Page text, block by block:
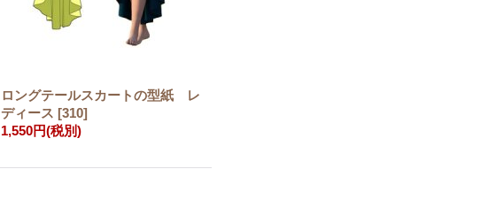
ロングテールスカートの型紙 レ
ディース [310]
1,550円(税別)